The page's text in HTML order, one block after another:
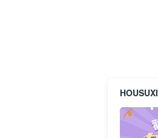
HOUSUXI